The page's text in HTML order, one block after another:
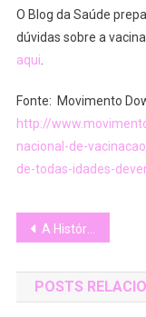
O Blog da Saúde
dúvidas sobre a
aqui
Fonte: Movimento
http://
nacional-de-
de-todas-idades-
Navegação
de
Post
A História da Páscoa
POSTS